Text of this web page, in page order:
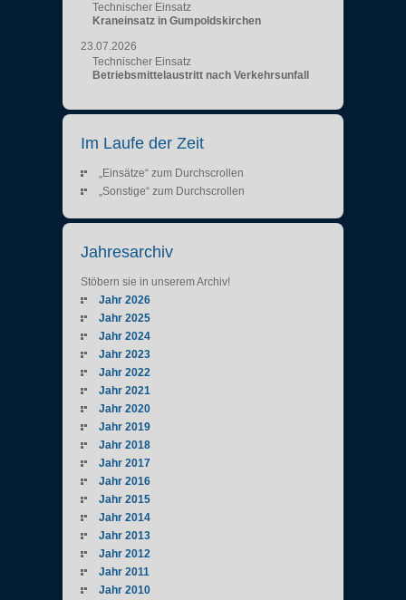
Technischer Einsatz
Kraneinsatz in Gumpoldskirchen
23.07.2026
Technischer Einsatz
Betriebsmittelaustritt nach Verkehrsunfall
Im Laufe der Zeit
„Einsätze“ zum Durchscrollen
„Sonstige“ zum Durchscrollen
Jahresarchiv
Stöbern sie in unserem Archiv!
Jahr 2026
Jahr 2025
Jahr 2024
Jahr 2023
Jahr 2022
Jahr 2021
Jahr 2020
Jahr 2019
Jahr 2018
Jahr 2017
Jahr 2016
Jahr 2015
Jahr 2014
Jahr 2013
Jahr 2012
Jahr 2011
Jahr 2010